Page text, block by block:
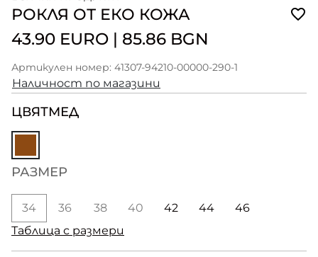
РОКЛЯ ОТ ЕКО КОЖА
43.90 EURO | 85.86 BGN
Артикулен номер: 41307-94210-00000-290-1
Наличност по магазини
ЦВЯТМЕД
РАЗМЕР
34 36 38 40 42 44
46
Таблица с размери